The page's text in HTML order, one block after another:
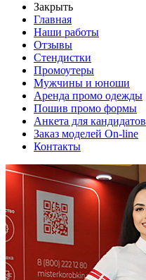
Закрыть
Главная
Наши работы
Отзывы
Стендистки
Промоутеры
Мужчины и юноши
Аренда промо одежды
Пошив промо формы
Анкета для кандидатов
Заказ моделей On-line
Контакты